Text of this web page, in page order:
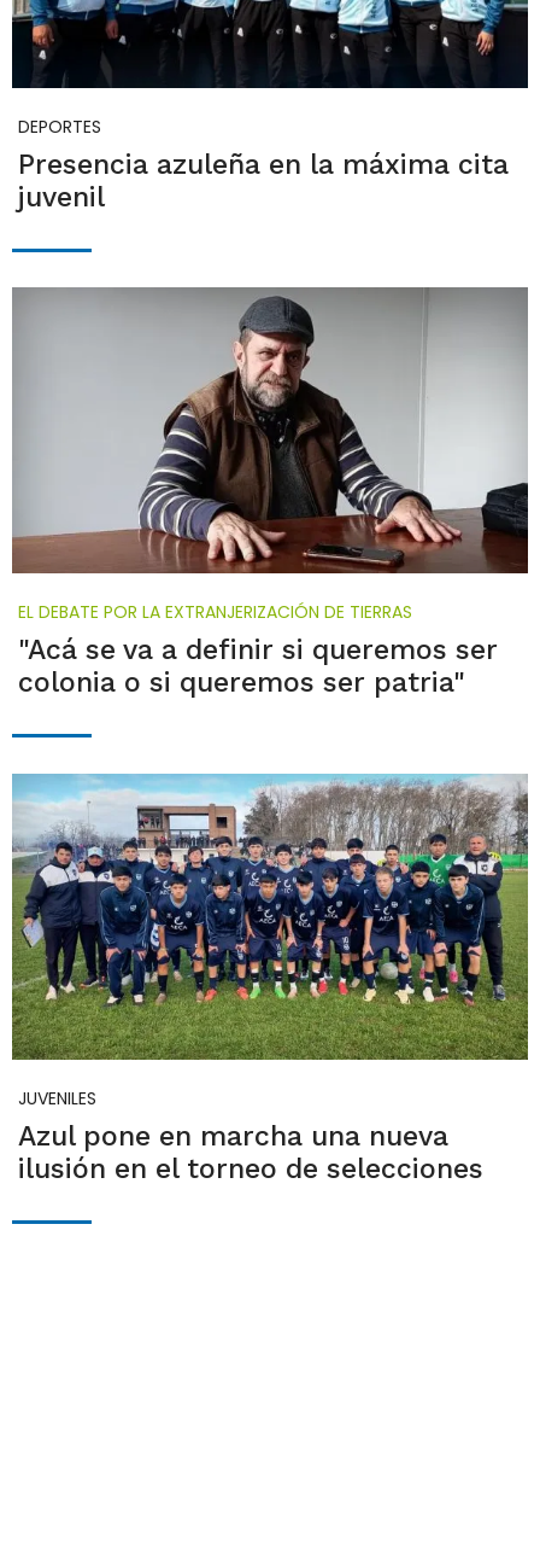
DEPORTES
Presencia azuleña en la máxima cita
juvenil
EL DEBATE POR LA EXTRANJERIZACIÓN DE TIERRAS
"Acá se va a definir si queremos ser
colonia o si queremos ser patria"
JUVENILES
Azul pone en marcha una nueva
ilusión en el torneo de selecciones